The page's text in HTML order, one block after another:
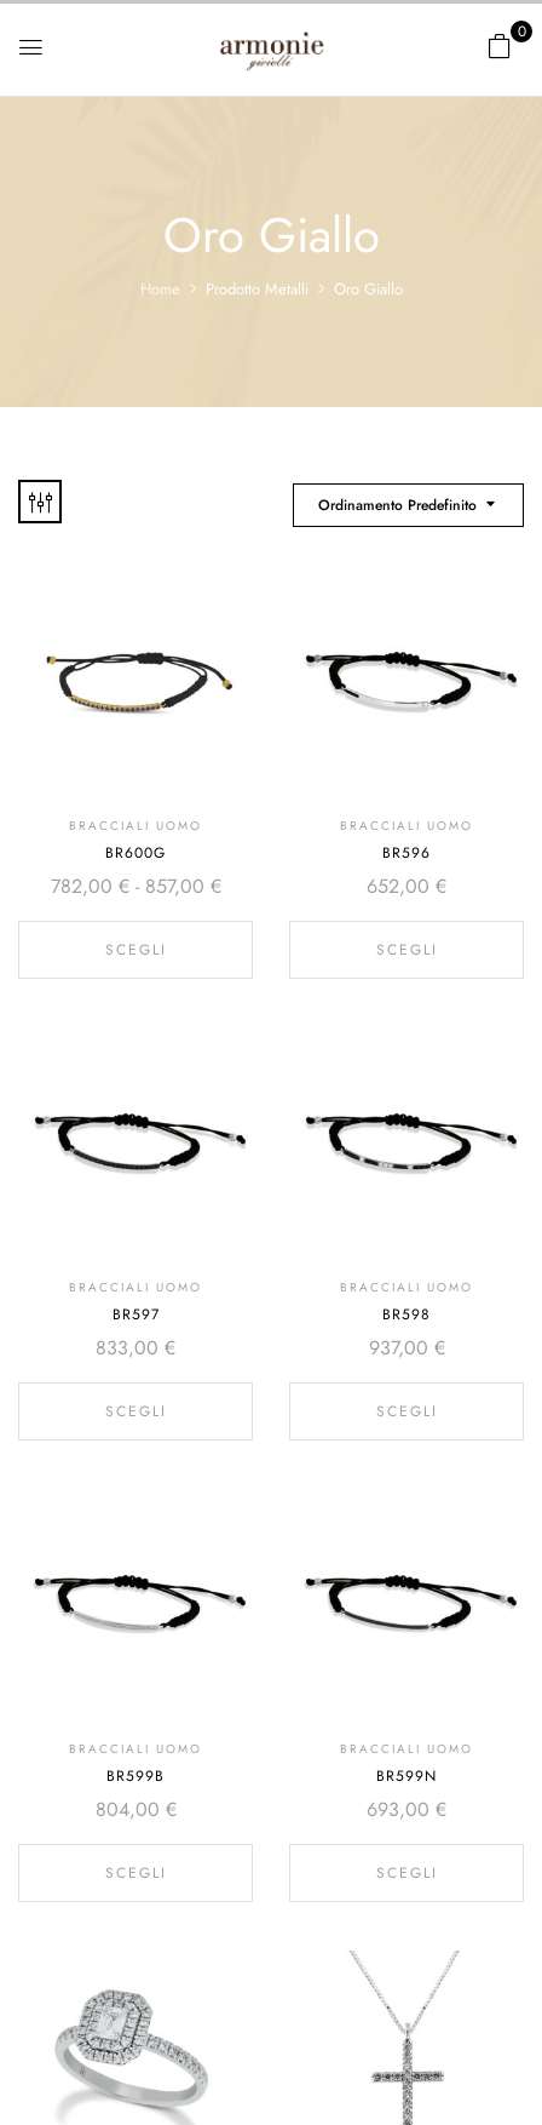
0
Oro Giallo
Home Prodotto Metalli Oro Giallo
Ordinamento Predefinito
BRACCIALI UOMO
BR600G
782,00 € - 857,00 €
SCEGLI
BRACCIALI UOMO
BR596
652,00 €
SCEGLI
BRACCIALI UOMO
BR597
833,00 €
SCEGLI
BRACCIALI UOMO
BR598
937,00 €
SCEGLI
BRACCIALI UOMO
BR599B
804,00 €
SCEGLI
BRACCIALI UOMO
BR599N
693,00 €
SCEGLI